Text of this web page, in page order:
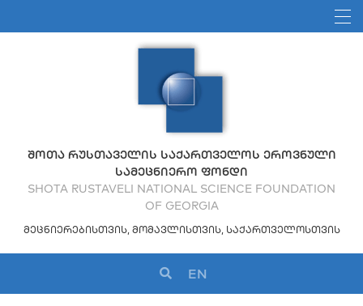
ᲨᲝᲗᲐ ᲠᲣᲡᲗᲐᲕᲔᲚᲘᲡ ᲡᲐᲥᲐᲠᲗᲕᲔᲚᲝᲡ ᲔᲠᲝᲕᲜᲣᲚᲘ
ᲡᲐᲛᲔᲪᲜᲘᲔᲠᲝ ᲤᲝᲜᲓᲘ
SHOTA RUSTAVELI NATIONAL SCIENCE FOUNDATION
OF GEORGIA
ᲛᲔᲪᲜᲘᲔᲠᲔᲑᲘᲡᲗᲕᲘᲡ, ᲛᲝᲛᲐᲕᲚᲘᲡᲗᲕᲘᲡ, ᲡᲐᲥᲐᲠᲗᲕᲔᲚᲝᲡᲗᲕᲘᲡ
EN